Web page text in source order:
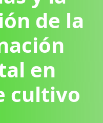
de la
en
cultivo